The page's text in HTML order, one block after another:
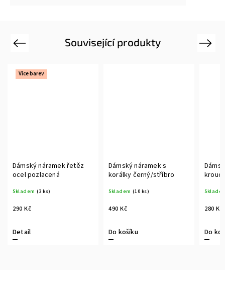
Související produkty
Previous
Více barev
Dámský náramek řetěz
ocel pozlacená
Skladem (3 ks)
290 Kč
Detail
Dámský náramek s
korálky černý/stříbro
Skladem (10 ks)
490 Kč
Do košíku
280 Kč
Do
Next